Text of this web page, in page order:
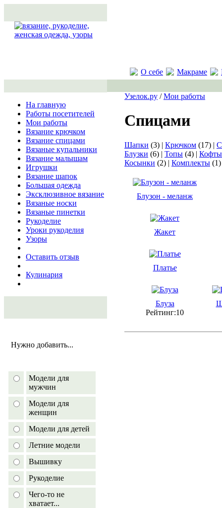
О себе Макраме
На главную
Работы посетителей
Мои работы
Вязание крючком
Вязание спицами
Вязаные купальники
Вязание малышам
Игрушки
Вязание шапок
Большая одежда
Эксклюзивное вязание
Вязаные носки
Вязаные пинетки
Рукоделие
Уроки рукоделия
Узоры
Оставить отзыв
Кулинария
Нужно добавить...
Модели для
мужчин
Модели для
женщин
Модели для детей
Летние модели
Вышивку
Рукоделие
Чего-то не
хватает...
Узелок.ру /Мои работы
Спицами
Шапки (3) | Крючком (17) |
Блузки (6) | Топы (4) | Кофты
Косынки (2) | Комплекты
Блузон - меланж
Жакет
Платье
Блуза
Рейтинг:10